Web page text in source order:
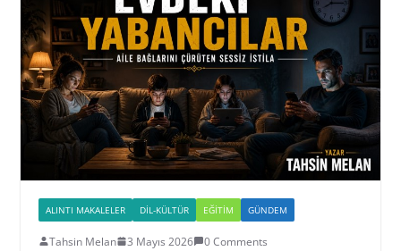
ALINTI MAKALELER DIL-KÜLTÜR EĞITIM GÜNDEM
Tahsin Melan 3 Mayıs 2026 0 Comments